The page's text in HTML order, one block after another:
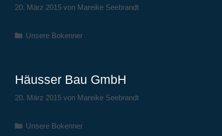
20. März 2015 von Mareike Seebrandt
Kategorien
Unsere Bokenner
Häusser Bau GmbH
20. März 2015 von Mareike Seebrandt
Kategorien
Unsere Bokenner